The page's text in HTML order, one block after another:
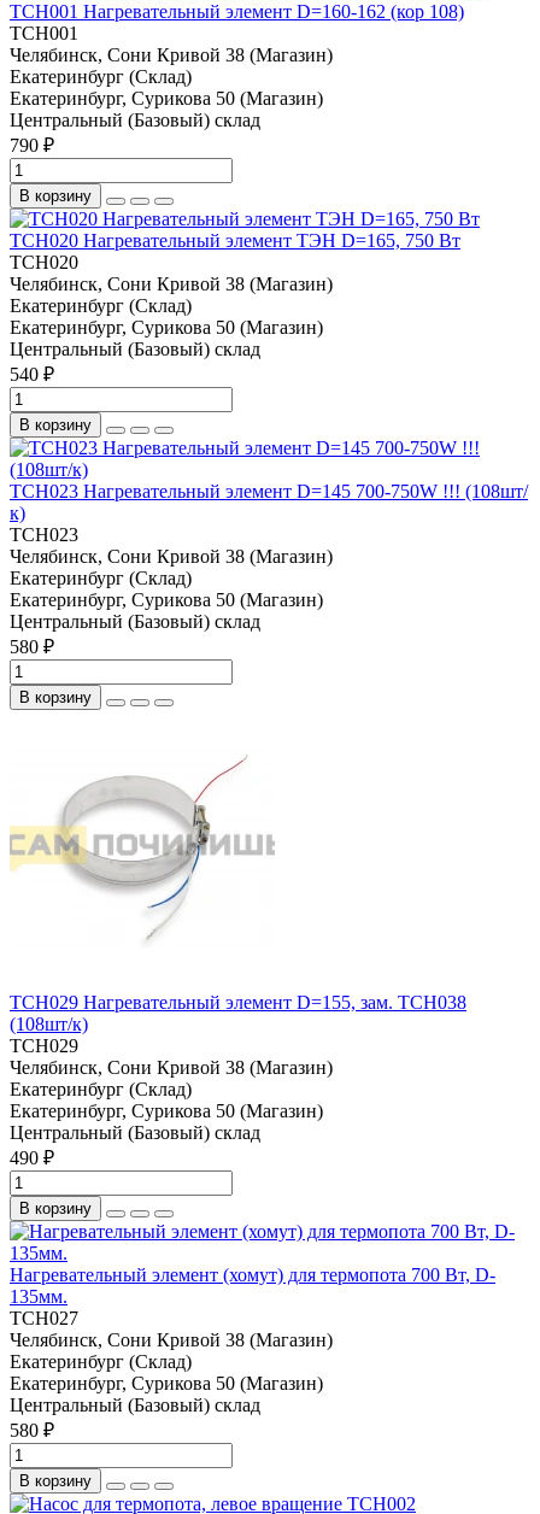
TCH001 Нагревательный элемент D=160-162 (кор 108)
TCH001
Челябинск, Сони Кривой 38 (Магазин)
Екатеринбург (Склад)
Екатеринбург, Сурикова 50 (Магазин)
Центральный (Базовый) склад
790 ₽
В корзину
TCH020 Нагревательный элемент ТЭН D=165, 750 Вт
TCH020
Челябинск, Сони Кривой 38 (Магазин)
Екатеринбург (Склад)
Екатеринбург, Сурикова 50 (Магазин)
Центральный (Базовый) склад
540 ₽
В корзину
TCH023 Нагревательный элемент D=145 700-750W !!! (108шт/
к)
TCH023
Челябинск, Сони Кривой 38 (Магазин)
Екатеринбург (Склад)
Екатеринбург, Сурикова 50 (Магазин)
Центральный (Базовый) склад
580 ₽
В корзину
TCH029 Нагревательный элемент D=155, зам. TCH038
(108шт/к)
TCH029
Челябинск, Сони Кривой 38 (Магазин)
Екатеринбург (Склад)
Екатеринбург, Сурикова 50 (Магазин)
Центральный (Базовый) склад
490 ₽
В корзину
Нагревательный элемент (хомут) для термопота 700 Вт, D-
135мм.
TCH027
Челябинск, Сони Кривой 38 (Магазин)
Екатеринбург (Склад)
Екатеринбург, Сурикова 50 (Магазин)
Центральный (Базовый) склад
580 ₽
В корзину